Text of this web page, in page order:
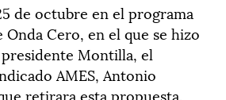
de octubre en el programa
Onda Cero, en el que se hizo
Montilla, el
AMES, Antonio
retirara esta propuesta,